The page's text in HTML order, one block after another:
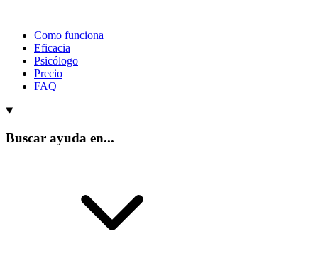
Como funciona
Eficacia
Psicólogo
Precio
FAQ
Buscar ayuda en...